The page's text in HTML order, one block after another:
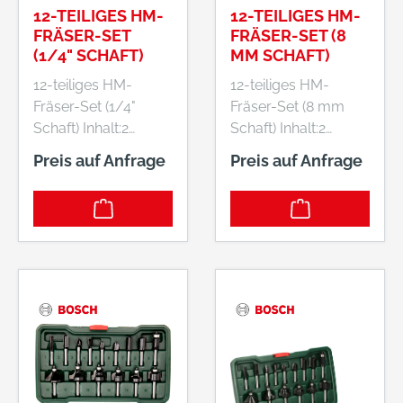
12-TEILIGES HM-
FRÄSER-SET
(1/4" SCHAFT)
12-teiliges HM-
Fräser-Set (1/4"
Schaft) Inhalt:2
Abrundfräser mit
Kugellager:Ø 21,8, R
6,3, L 13,5 mm;Ø
28,1, R 9,5, L 16,5
Winkel 45°, L 15 mm2
Hohlkehlfräser: Ø
12,7, R 6,3, L 12,7
mm;Ø 21,8, R 6,3, L
13 mm3 Nutfräser: Ø
Preis auf Anfrage
12-TEILIGES HM-
FRÄSER-SET (8
MM SCHAFT)
12-teiliges HM-
Fräser-Set (8 mm
Schaft) Inhalt:2
Abrundfräser mit
Kugellager:Ø 21,8, R
6,3, L 13,5 mm;Ø
28,1, R 9,5, L 16,5
Winkel 45°, L 15 mm2
Hohlkehlfräser: Ø
12,7, R 6,3, L 12,7
mm;Ø 21,8, R 6,3, L
13 mm3 Nutfräser: Ø
Preis auf Anfrage